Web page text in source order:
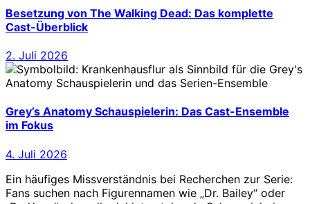
Besetzung von The Walking Dead: Das komplette
Cast-Überblick
2. Juli 2026
Grey’s Anatomy Schauspielerin: Das Cast-Ensemble
im Fokus
4. Juli 2026
Ein häufiges Missverständnis bei Recherchen zur Serie:
Fans suchen nach Figurennamen wie „Dr. Bailey“ oder